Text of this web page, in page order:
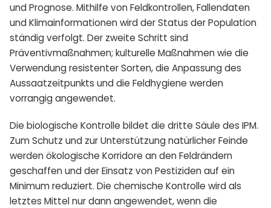
und Prognose. Mithilfe von Feldkontrollen, Fallendaten
und Klimainformationen wird der Status der Population
ständig verfolgt. Der zweite Schritt sind
Präventivmaßnahmen; kulturelle Maßnahmen wie die
Verwendung resistenter Sorten, die Anpassung des
Aussaatzeitpunkts und die Feldhygiene werden
vorrangig angewendet.
Die biologische Kontrolle bildet die dritte Säule des IPM.
Zum Schutz und zur Unterstützung natürlicher Feinde
werden ökologische Korridore an den Feldrändern
geschaffen und der Einsatz von Pestiziden auf ein
Minimum reduziert. Die chemische Kontrolle wird als
letztes Mittel nur dann angewendet, wenn die